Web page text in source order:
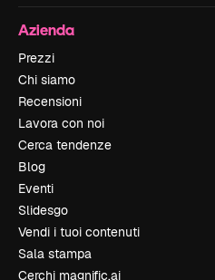
Azienda
Prezzi
Chi siamo
Recensioni
Lavora con noi
Cerca tendenze
Blog
Eventi
Slidesgo
Vendi i tuoi contenuti
Sala stampa
Cerchi magnific.ai